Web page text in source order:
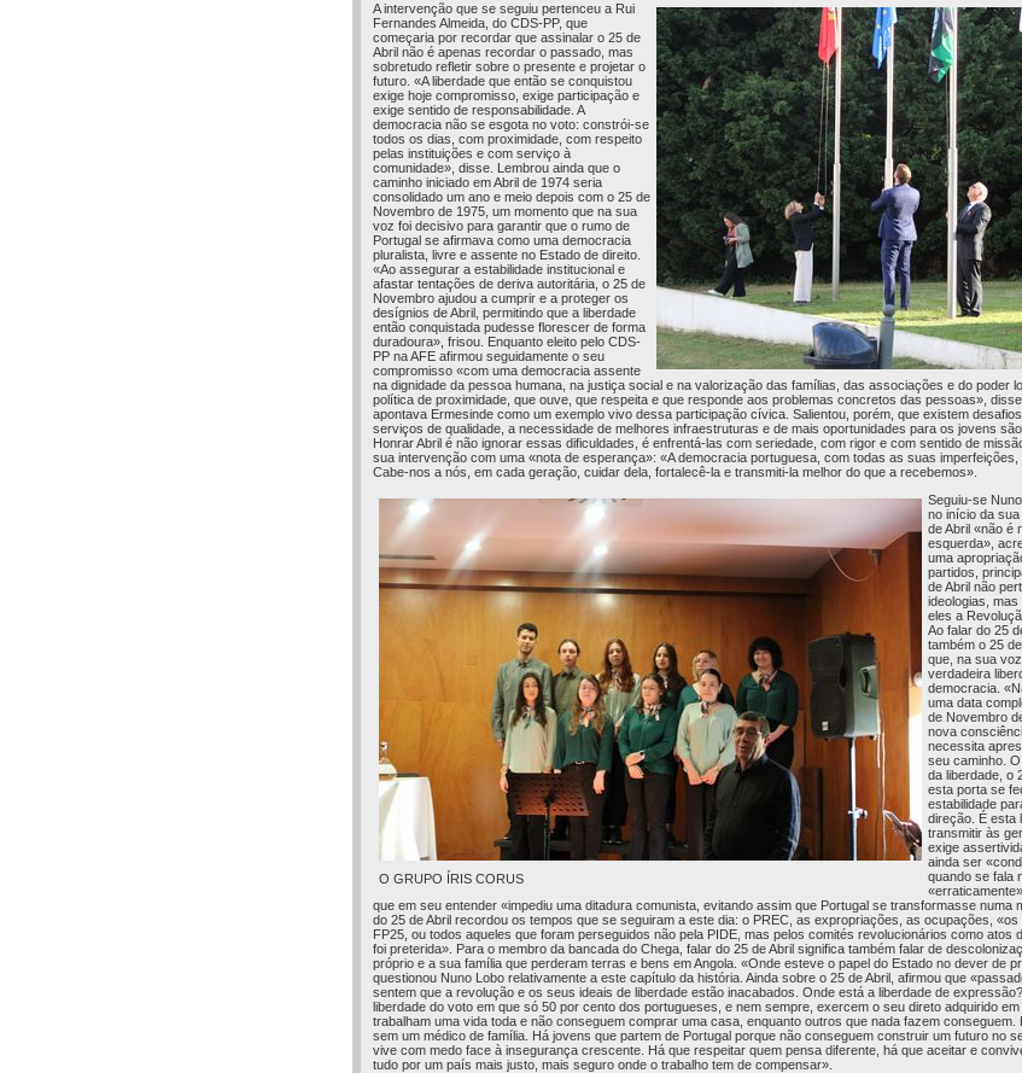
A intervenção que se seguiu pertenceu a Rui
Fernandes Almeida, do CDS-PP, que
começaria por recordar que assinalar o 25 de
Abril não é apenas recordar o passado, mas
sobretudo refletir sobre o presente e projetar o
futuro. «A liberdade que então se conquistou
exige hoje compromisso, exige participação e
exige sentido de responsabilidade. A
democracia não se esgota no voto: constrói-se
todos os dias, com proximidade, com respeito
pelas instituições e com serviço à
comunidade», disse. Lembrou ainda que o
caminho iniciado em Abril de 1974 seria
consolidado um ano e meio depois com o 25 de
Novembro de 1975, um momento que na sua
voz foi decisivo para garantir que o rumo de
Portugal se afirmava como uma democracia
pluralista, livre e assente no Estado de direito.
«Ao assegurar a estabilidade institucional e
afastar tentações de deriva autoritária, o 25 de
Novembro ajudou a cumprir e a proteger os
desígnios de Abril, permitindo que a liberdade
então conquistada pudesse florescer de forma
duradoura», frisou. Enquanto eleito pelo CDS-
PP na AFE afirmou seguidamente o seu
compromisso «com uma democracia assente
na dignidade da pessoa humana, na justiça social e na valorização das famílias, das associações e do poder
política de proximidade, que ouve, que respeita e que responde aos problemas concretos das pessoas»,
apontava Ermesinde como um exemplo vivo dessa participação cívica. Salientou, porém, que existem
serviços de qualidade, a necessidade de melhores infraestruturas e de mais oportunidades para os jovens
Honrar Abril é não ignorar essas dificuldades, é enfrentá-las com seriedade, com rigor e com sentido de
sua intervenção com uma «nota de esperança»: «A democracia portuguesa, com todas as suas imperfeições,
Cabe-nos a nós, em cada geração, cuidar dela, fortalecê-la e transmiti-la melhor do que a recebemos».
O GRUPO ÍRIS CORUS
Seguiu-se
no início da
de Abril «não é
esquerda»,
uma
partidos,
de Abril não
ideologias,
eles a
Ao falar do 25
também o 25
que, na sua
verdadeira
democracia.
uma data
de Novembro
nova
necessita
seu caminho.
da liberdade, o
esta porta se
estabilidade
direção. É esta
transmitir às
exige
ainda ser
quando se fala
que em seu entender «impediu uma ditadura comunista, evitando assim que Portugal se transformasse numa
do 25 de Abril recordou os tempos que se seguiram a este dia: o PREC, as expropriações, as ocupações,
FP25, ou todos aqueles que foram perseguidos não pela PIDE, mas pelos comités revolucionários como atos
foi preterida». Para o membro da bancada do Chega, falar do 25 de Abril significa também falar de
próprio e a sua família que perderam terras e bens em Angola. «Onde esteve o papel do Estado no dever de
questionou Nuno Lobo relativamente a este capítulo da história. Ainda sobre o 25 de Abril, afirmou que
sentem que a revolução e os seus ideais de liberdade estão inacabados. Onde está a liberdade de
liberdade do voto em que só 50 por cento dos portugueses, e nem sempre, exercem o seu direto adquirido
trabalham uma vida toda e não conseguem comprar uma casa, enquanto outros que nada fazem
sem um médico de família. Há jovens que partem de Portugal porque não conseguem construir um futuro no
vive com medo face à insegurança crescente. Há que respeitar quem pensa diferente, há que aceitar e
tudo por um país mais justo, mais seguro onde o trabalho tem de compensar».